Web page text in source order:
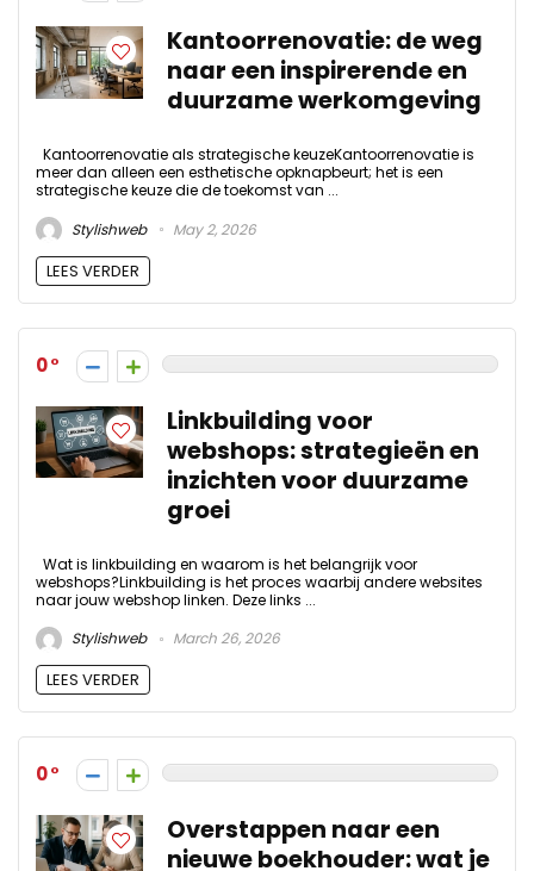
Kantoorrenovatie: de weg
naar een inspirerende en
duurzame werkomgeving
Kantoorrenovatie als strategische keuzeKantoorrenovatie is
meer dan alleen een esthetische opknapbeurt; het is een
strategische keuze die de toekomst van ...
Stylishweb
May 2, 2026
LEES VERDER
0
Linkbuilding voor
webshops: strategieën en
inzichten voor duurzame
groei
Wat is linkbuilding en waarom is het belangrijk voor
webshops?Linkbuilding is het proces waarbij andere websites
naar jouw webshop linken. Deze links ...
Stylishweb
March 26, 2026
LEES VERDER
0
Overstappen naar een
nieuwe boekhouder: wat je